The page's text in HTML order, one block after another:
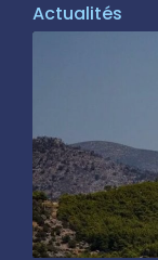
Actualités